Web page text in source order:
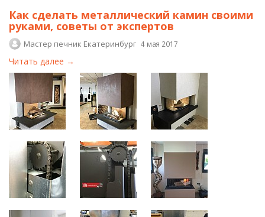
Как сделать металлический камин своими
руками, советы от экспертов
Мастер печник Екатеринбург 4 мая 2017
Читать далее →